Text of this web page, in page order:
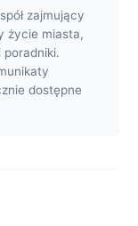
zajmujący
życie miasta,
dostępne